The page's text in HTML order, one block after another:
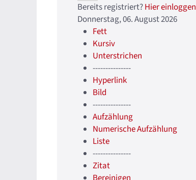
Bereits registriert?Hier einloggen
Donnerstag, 06. August 2026
Fett
Kursiv
Unterstrichen
---------------
Hyperlink
Bild
---------------
Aufzählung
Numerische Aufzählung
Liste
---------------
Zitat